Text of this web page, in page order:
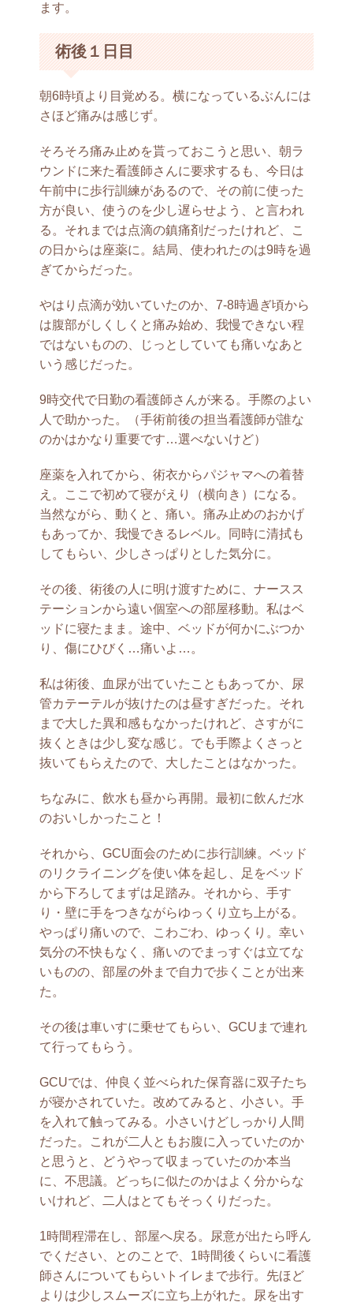
ます。
術後１日目
朝6時頃より目覚める。横になっているぶんには
さほど痛みは感じず。
そろそろ痛み止めを貰っておこうと思い、朝ラ
ウンドに来た看護師さんに要求するも、今日は
午前中に歩行訓練があるので、その前に使った
方が良い、使うのを少し遅らせよう、と言われ
る。それまでは点滴の鎮痛剤だったけれど、こ
の日からは座薬に。結局、使われたのは9時を過
ぎてからだった。
やはり点滴が効いていたのか、7-8時過ぎ頃から
は腹部がしくしくと痛み始め、我慢できない程
ではないものの、じっとしていても痛いなあと
いう感じだった。
9時交代で日勤の看護師さんが来る。手際のよい
人で助かった。（手術前後の担当看護師が誰な
のかはかなり重要です…選べないけど）
座薬を入れてから、術衣からパジャマへの着替
え。ここで初めて寝がえり（横向き）になる。
当然ながら、動くと、痛い。痛み止めのおかげ
もあってか、我慢できるレベル。同時に清拭も
してもらい、少しさっぱりとした気分に。
その後、術後の人に明け渡すために、ナースス
テーションから遠い個室への部屋移動。私はベ
ッドに寝たまま。途中、ベッドが何かにぶつか
り、傷にひびく…痛いよ…。
私は術後、血尿が出ていたこともあってか、尿
管カテーテルが抜けたのは昼すぎだった。それ
まで大した異和感もなかったけれど、さすがに
抜くときは少し変な感じ。でも手際よくさっと
抜いてもらえたので、大したことはなかった。
ちなみに、飲水も昼から再開。最初に飲んだ水
のおいしかったこと！
それから、GCU面会のために歩行訓練。ベッド
のリクライニングを使い体を起し、足をベッド
から下ろしてまずは足踏み。それから、手す
り・壁に手をつきながらゆっくり立ち上がる。
やっぱり痛いので、こわごわ、ゆっくり。幸い
気分の不快もなく、痛いのでまっすぐは立てな
いものの、部屋の外まで自力で歩くことが出来
た。
その後は車いすに乗せてもらい、GCUまで連れ
て行ってもらう。
GCUでは、仲良く並べられた保育器に双子たち
が寝かされていた。改めてみると、小さい。手
を入れて触ってみる。小さいけどしっかり人間
だった。これが二人ともお腹に入っていたのか
と思うと、どうやって収まっていたのか本当
に、不思議。どっちに似たのかはよく分からな
いけれど、二人はとてもそっくりだった。
1時間程滞在し、部屋へ戻る。尿意が出たら呼ん
でください、とのことで、1時間後くらいに看護
師さんについてもらいトイレまで歩行。先ほど
よりは少しスムーズに立ち上がれた。尿を出す